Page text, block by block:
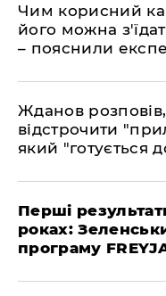
Чим корисний
його можна
– пояснили
Жданов
відстрочити
який "готується
Перші
роках:
програму